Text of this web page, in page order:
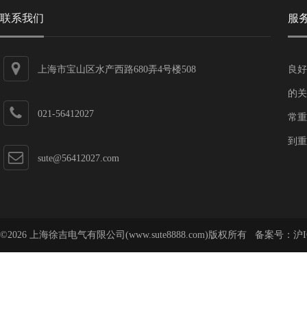
联系我们
上海市宝山区水产西路680弄4号楼508
021-56412027
sute@56412027.com
服
良
的
常
到
©2026 上海徐吉电气有限公司(www.sute8888.com)版权所有 备案号： 沪